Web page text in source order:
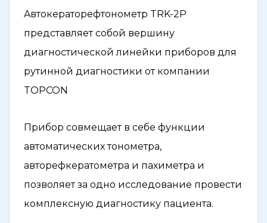
Aвтокераторефтонометр TRK-2P
представляет собой вершину
диагностической линейки приборов для
рутинной диагностики от компании
TOPCON
Прибор совмещает в себе функции
автоматических тонометра,
авторефкератометра и пахиметра и
позволяет за одно исследование провести
комплексную диагностику пациента.